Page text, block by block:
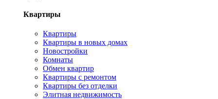
Квартиры
Квартиры
Квартиры в новых домах
Новостройки
Комнаты
Обмен квартир
Квартиры с ремонтом
Квартиры без отделки
Элитная недвижимость